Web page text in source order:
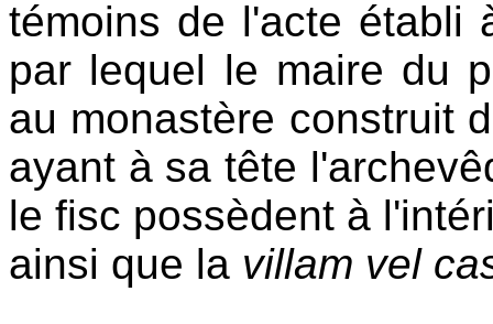
témoins de l'acte
par lequel le maire du
au monastère construit
ayant à sa tête
le fisc possèdent à
ainsi que la villam vel